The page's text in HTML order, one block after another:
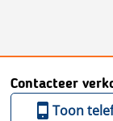
Contacteer
Toon